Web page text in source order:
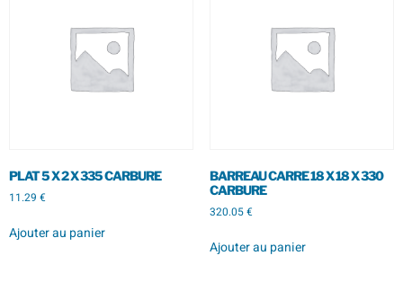
PLAT 5 X 2 X 335 CARBURE
11.29 €
Ajouter au panier
BARREAU CARRE 18 X 18 X 330
CARBURE
320.05€
Ajouter au panier